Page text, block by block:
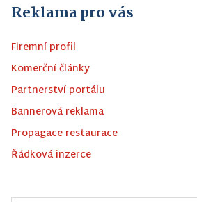
Reklama pro vás
Firemní profil
Komerční články
Partnerství portálu
Bannerová reklama
Propagace restaurace
Řádková inzerce